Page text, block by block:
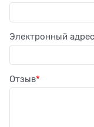
Электронный адрес
Отзыв